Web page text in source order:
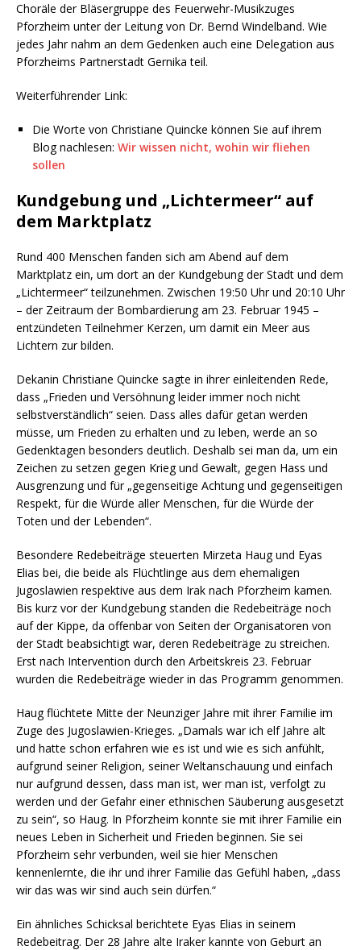
Choräle der Bläsergruppe des Feuerwehr-Musikzuges
Pforzheim unter der Leitung von Dr. Bernd Windelband. Wie
jedes Jahr nahm an dem Gedenken auch eine Delegation aus
Pforzheims Partnerstadt Gernika teil.
Weiterführender Link:
Die Worte von Christiane Quincke können Sie auf ihrem
Blog nachlesen: Wir wissen nicht, wohin wir fliehen
sollen
Kundgebung und „Lichtermeer“ auf
dem Marktplatz
Rund 400 Menschen fanden sich am Abend auf dem
Marktplatz ein, um dort an der Kundgebung der Stadt und dem
„Lichtermeer“ teilzunehmen. Zwischen 19:50 Uhr und 20:10 Uhr
– der Zeitraum der Bombardierung am 23. Februar 1945 –
entzündeten Teilnehmer Kerzen, um damit ein Meer aus
Lichtern zur bilden.
Dekanin Christiane Quincke sagte in ihrer einleitenden Rede,
dass „Frieden und Versöhnung leider immer noch nicht
selbstverständlich“ seien. Dass alles dafür getan werden
müsse, um Frieden zu erhalten und zu leben, werde an so
Gedenktagen besonders deutlich. Deshalb sei man da, um ein
Zeichen zu setzen gegen Krieg und Gewalt, gegen Hass und
Ausgrenzung und für „gegenseitige Achtung und gegenseitigen
Respekt, für die Würde aller Menschen, für die Würde der
Toten und der Lebenden“.
Besondere Redebeiträge steuerten Mirzeta Haug und Eyas
Elias bei, die beide als Flüchtlinge aus dem ehemaligen
Jugoslawien respektive aus dem Irak nach Pforzheim kamen.
Bis kurz vor der Kundgebung standen die Redebeiträge noch
auf der Kippe, da offenbar von Seiten der Organisatoren von
der Stadt beabsichtigt war, deren Redebeiträge zu streichen.
Erst nach Intervention durch den Arbeitskreis 23. Februar
wurden die Redebeiträge wieder in das Programm genommen.
Haug flüchtete Mitte der Neunziger Jahre mit ihrer Familie im
Zuge des Jugoslawien-Krieges. „Damals war ich elf Jahre alt
und hatte schon erfahren wie es ist und wie es sich anfühlt,
aufgrund seiner Religion, seiner Weltanschauung und einfach
nur aufgrund dessen, dass man ist, wer man ist, verfolgt zu
werden und der Gefahr einer ethnischen Säuberung ausgesetzt
zu sein“, so Haug. In Pforzheim konnte sie mit ihrer Familie ein
neues Leben in Sicherheit und Frieden beginnen. Sie sei
Pforzheim sehr verbunden, weil sie hier Menschen
kennenlernte, die ihr und ihrer Familie das Gefühl haben, „dass
wir das was wir sind auch sein dürfen.“
Ein ähnliches Schicksal berichtete Eyas Elias in seinem
Redebeitrag. Der 28 Jahre alte Iraker kannte von Geburt an